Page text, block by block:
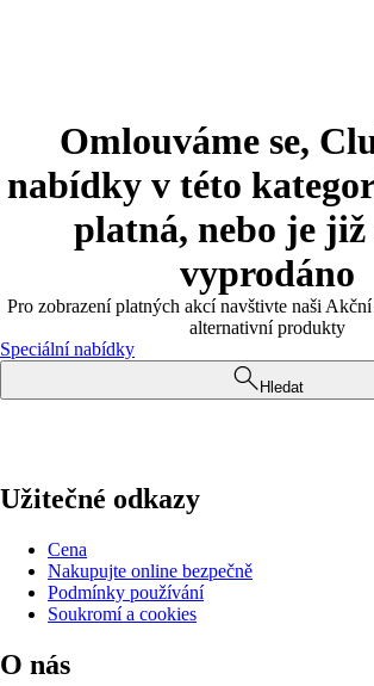
Omlouváme se,
nabídky v této
platná, nebo je již
vyprodáno
Pro zobrazení platných akcí navštivte naši
alternativní produkty
Speciální nabídky
Hledat
Užitečné odkazy
Cena
Nakupujte online bezpečně
Podmínky používání
Soukromí a cookies
O nás